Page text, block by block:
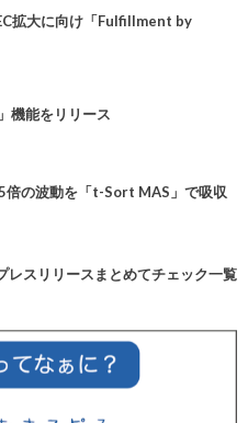
拡大に向け「Fulfillment by
機能をリリース
倍の波動を「t-Sort MAS」で吸収
レスリリースまとめてチェック一覧